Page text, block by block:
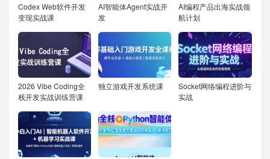
Codex Web软件开发
变现实战课
AI智能体Agent实战开
发
AI编程产品出海实战领
航计划
2026 Vibe Coding全
栈开发实战训练营课
独立游戏开发系统课
Socket网络编程进阶与
实战